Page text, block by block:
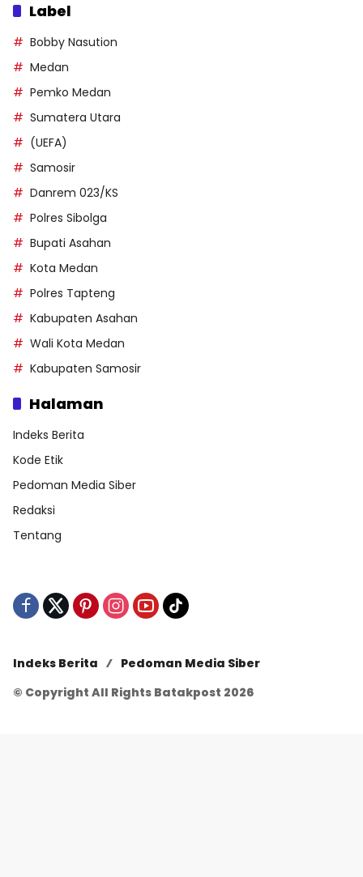
Label
Bobby Nasution
Medan
Pemko Medan
Sumatera Utara
(UEFA)
Samosir
Danrem 023/KS
Polres Sibolga
Bupati Asahan
Kota Medan
Polres Tapteng
Kabupaten Asahan
Wali Kota Medan
Kabupaten Samosir
Halaman
Indeks Berita
Kode Etik
Pedoman Media Siber
Redaksi
Tentang
Indeks Berita
Pedoman Media Siber
© Copyright All Rights Batakpost 2026